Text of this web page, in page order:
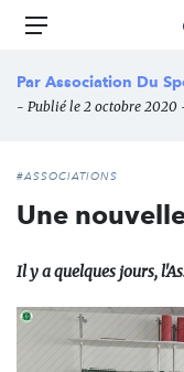
Aller
principal
Menu
Par Association Du
- Publié le 2 octobre 2020
#ASSOCIATIONS
Une
Il y a quelques jours,